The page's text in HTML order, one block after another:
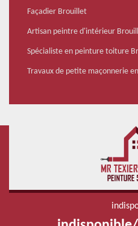
Façadier Brouillet
Artisan peintre d'intérieur
Spécialiste en peinture toiture
Travaux de petite maçonnerie